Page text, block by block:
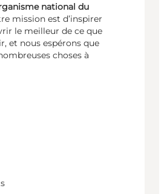
national du
mission est d’inspirer
le meilleur de ce que
et nous espérons que
choses à